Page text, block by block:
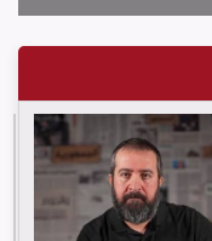
حسن عليق